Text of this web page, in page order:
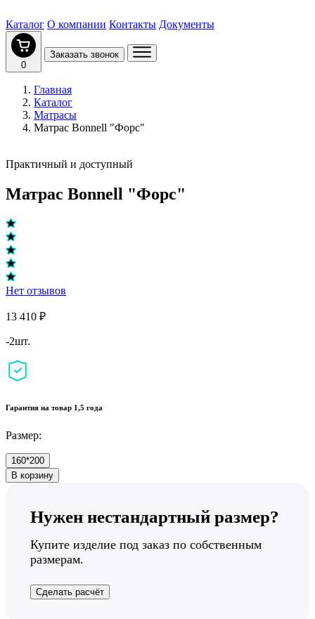
Каталог О компании Контакты Документы
0
Заказать звонок
Главная
Каталог
Матрасы
Матрас Bonnell "Форс"
Практичный и доступный
Матрас Bonnell "Форс"
Нет отзывов
13 410 ₽
-2шт.
Гарантия на товар 1,5 года
Размер:
160*200
В корзину
Нужен нестандартный размер?
Купите изделие под заказ по собственным
размерам.
Сделать расчёт